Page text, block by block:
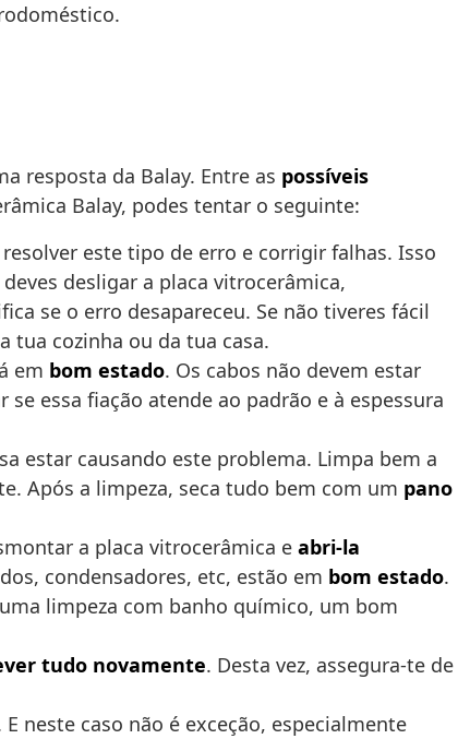
resposta da Balay. Entre as possíveis
Balay, podes tentar o seguinte:
este tipo de erro e corrigir falhas. Isso
desligar a placa vitrocerâmica,
se o erro desapareceu. Se não tiveres fácil
tua cozinha ou da tua casa.
em bom estado. Os cabos não devem estar
essa fiação atende ao padrão e à espessura
estar causando este problema. Limpa bem a
Após a limpeza, seca tudo bem com um pano
a placa vitrocerâmica e abri-la
condensadores, etc, estão em bom estado.
limpeza com banho químico, um bom
tudo novamente. Desta vez, assegura-te de
neste caso não é exceção, especialmente